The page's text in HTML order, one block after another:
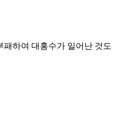
패하여 대홍수가 일어난 것도